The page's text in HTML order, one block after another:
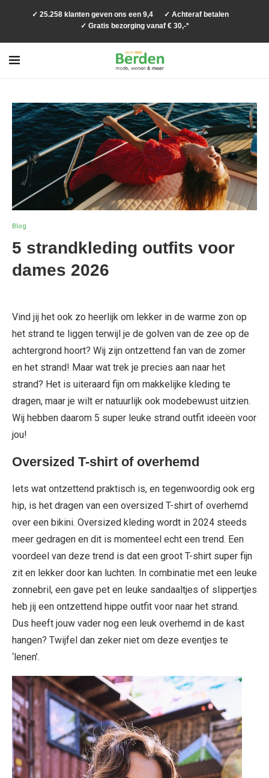
✓ 25.258 klanten geven ons een 9,4
✓ Achteraf betalen
✓ Gratis bezorging vanaf € 30,-*
Blog
5 strandkleding outfits voor
dames 2026
Vind jij het ook zo heerlijk om lekker in de warme zon op
het strand te liggen terwijl je de golven van de zee op de
achtergrond hoort? Wij zijn ontzettend fan van de zomer
en het strand! Maar wat trek je precies aan naar het
strand? Het is uiteraard fijn om makkelijke kleding te
dragen, maar je wilt er natuurlijk ook modebewust uitzien.
Wij hebben daarom 5 super leuke strand outfit ideeën voor
jou!
Oversized T-shirt of overhemd
Iets wat ontzettend praktisch is, en tegenwoordig ook erg
hip, is het dragen van een oversized T-shirt of overhemd
over een bikini. Oversized kleding wordt in 2024 steeds
meer gedragen en dit is momenteel echt een trend. Een
voordeel van deze trend is dat een groot T-shirt super fijn
zit en lekker door kan luchten. In combinatie met een leuke
zonnebril, een gave pet en leuke sandaaltjes of slippertjes
heb jij een ontzettend hippe outfit voor naar het strand.
Dus heeft jouw vader nog een leuk overhemd in de kast
hangen? Twijfel dan zeker niet om deze eventjes te
‘lenen’.